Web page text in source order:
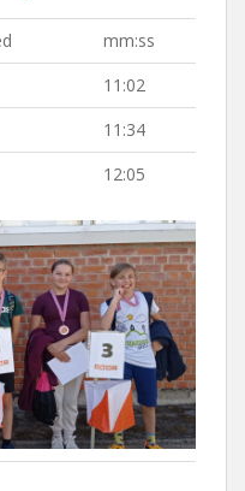
mm:ss
11:02
11:34
12:05